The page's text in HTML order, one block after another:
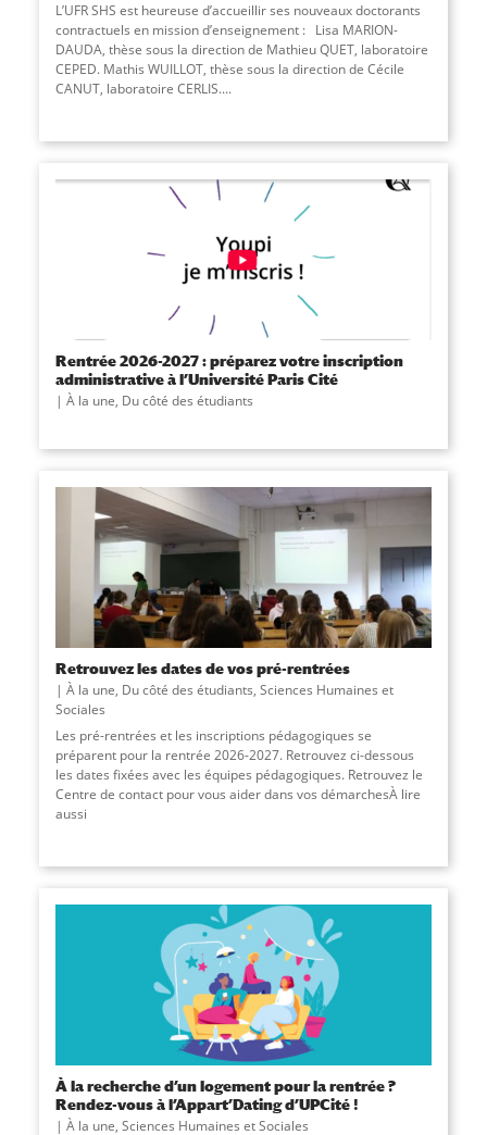
L’UFR SHS est heureuse d’accueillir ses nouveaux doctorants
contractuels en mission d’enseignement : Lisa MARION-
DAUDA, thèse sous la direction de Mathieu QUET, laboratoire
CEPED. Mathis WUILLOT, thèse sous la direction de Cécile
CANUT, laboratoire CERLIS....
Rentrée 2026-2027 : préparez votre inscription
administrative à l’Université Paris Cité
À la une, Du côté des étudiants
Retrouvez les dates de vos pré-rentrées
À la une, Du côté des étudiants, Sciences Humaines et
Sociales
Les pré-rentrées et les inscriptions pédagogiques se
préparent pour la rentrée 2026-2027. Retrouvez ci-dessous
les dates fixées avec les équipes pédagogiques. Retrouvez le
Centre de contact pour vous aider dans vos démarchesÀ lire
aussi
À la recherche d’un logement pour la rentrée ?
Rendez-vous à l’Appart’Dating d’UPCité !
À la une, Sciences Humaines et Sociales